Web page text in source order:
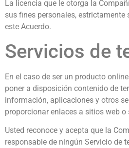
La licencia que le otorga la
sus fines personales, estrictamente
este Acuerdo.
Servicios de
En el caso de ser un producto
poner a disposición contenido de
información, aplicaciones y otros
proporcionar enlaces a sitios web o
Usted reconoce y acepta que la
responsable de ningún Servicio de